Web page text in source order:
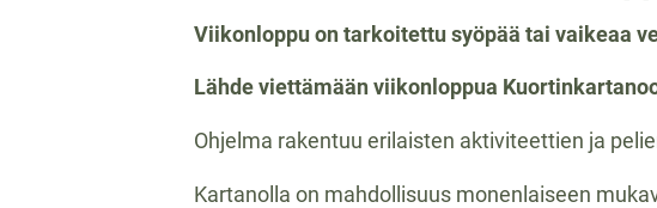
Viikonloppu on tarkoitettu syöpää tai vaikeaa
Lähde viettämään viikonloppua
Ohjelma rakentuu erilaisten aktiviteettien ja
Kartanolla on mahdollisuus monenlaiseen